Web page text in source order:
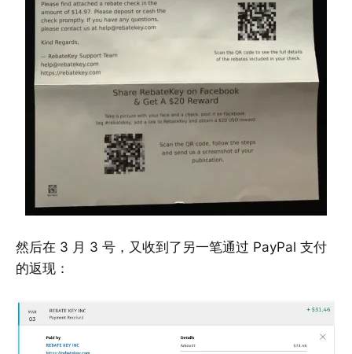
然后在 3 月 3 号，又收到了另一笔通过 PayPal 支付
的返现：